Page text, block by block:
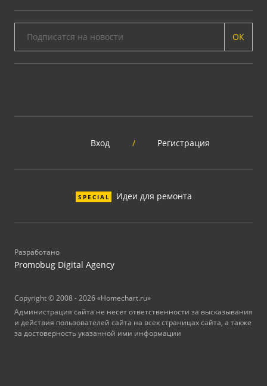
ОК
Вход / Регистрация
SPECIAL Идеи для ремонта
Разработано
Promobug Digital Agency
Copyright © 2008 - 2026 «Homechart.ru»
Администрация сайта не несет ответственности за высказывания
и действия пользователей сайта на всех страницах сайта, а также
за достоверность указанной ими информации